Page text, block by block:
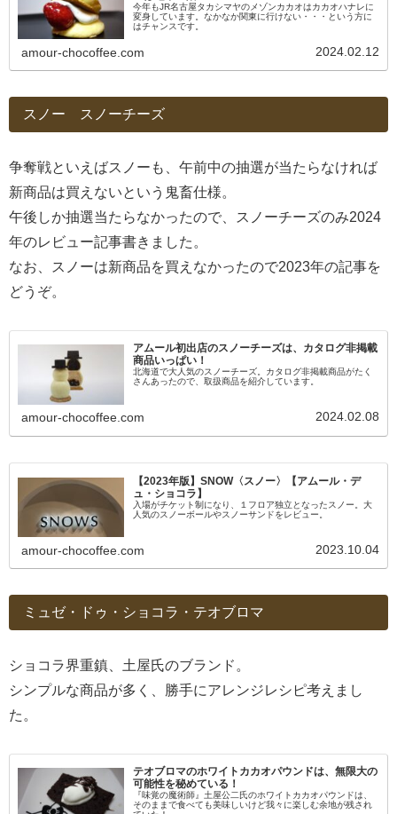
今年もJR名古屋タカシマヤのメゾンカカオはカカオハナレに
変身しています。なかなか関東に行けない・・・という方に
はチャンスです。
amour-chocoffee.com 2024.02.12
スノー スノーチーズ
争奪戦といえばスノーも、午前中の抽選が当たらなければ
新商品は買えないという鬼畜仕様。
午後しか抽選当たらなかったので、スノーチーズのみ2024
年のレビュー記事書きました。
なお、スノーは新商品を買えなかったので2023年の記事を
どうぞ。
アムール初出店のスノーチーズは、カタログ非掲載
商品いっぱい！
北海道で大人気のスノーチーズ。カタログ非掲載商品がたく
さんあったので、取扱商品を紹介しています。
amour-chocoffee.com 2024.02.08
【2023年版】SNOW〈スノー〉【アムール・デ
ュ・ショコラ】
入場がチケット制になり、１フロア独立となったスノー。大
人気のスノーボールやスノーサンドをレビュー。
amour-chocoffee.com 2023.10.04
ミュゼ・ドゥ・ショコラ・テオブロマ
ショコラ界重鎮、土屋氏のブランド。
シンプルな商品が多く、勝手にアレンジレシピ考えまし
た。
テオブロマのホワイトカカオパウンドは、無限大の
可能性を秘めている！
『味覚の魔術師』土屋公二氏のホワイトカカオパウンドは、
そのままで食べても美味しいけど我々に楽しむ余地が残され